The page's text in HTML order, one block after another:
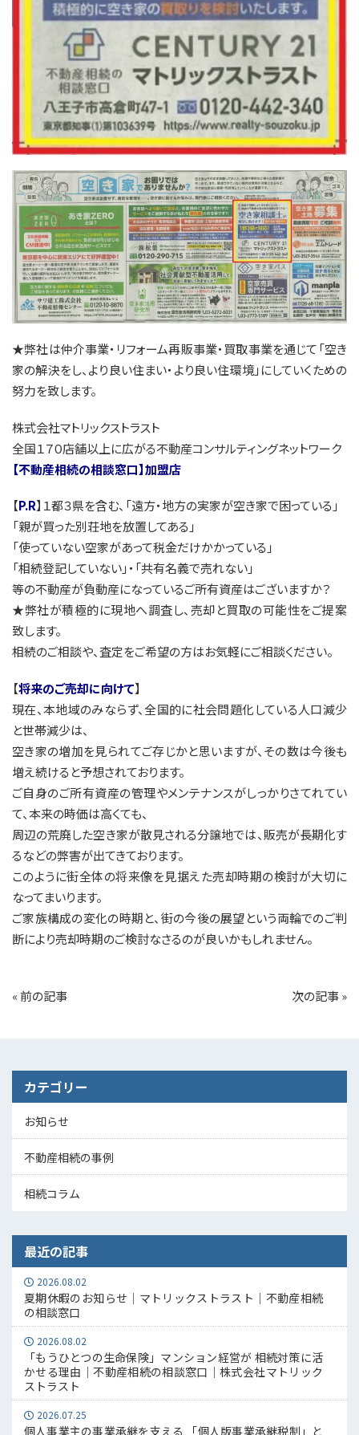
★弊社は仲介事業・リフォーム再販事業・買取事業を通じて「空き
家の解決をし、より良い住まい・より良い住環境」にしていくための
努力を致します。
株式会社マトリックストラスト
全国１７０店舗以上に広がる不動産コンサルティングネットワーク
【不動産相続の相談窓口】加盟店
【P.R】１都３県を含む、「遠方・地方の実家が空き家で困っている」
「親が買った別荘地を放置してある」
「使っていない空家があって税金だけかかっている」
「相続登記していない」・「共有名義で売れない」
等の不動産が負動産になっているご所有資産はございますか？
★弊社が積極的に現地へ調査し、売却と買取の可能性をご提案
致します。
相続のご相談や、査定をご希望の方はお気軽にご相談ください。
【将来のご売却に向けて】
現在、本地域のみならず、全国的に社会問題化している人口減少
と世帯減少は、
空き家の増加を見られてご存じかと思いますが、その数は今後も
増え続けると予想されております。
ご自身のご所有資産の管理やメンテナンスがしっかりさてれてい
て、本来の時価は高くても、
周辺の荒廃した空き家が散見される分譲地では、販売が長期化す
るなどの弊害が出てきております。
このように街全体の将来像を見据えた売却時期の検討が大切に
なってまいります。
ご家族構成の変化の時期と、街の今後の展望という両輪でのご判
断により売却時期のご検討なさるのが良いかもしれません。
«前の記事 次の記事»
カテゴリー
お知らせ
不動産相続の事例
相続コラム
最近の記事
2026.08.02
夏期休暇のお知らせ｜マトリックストラスト｜不動産相続
の相談窓口
2026.08.02
「もうひとつの生命保険」マンション経営が 相続対策に活
かせる理由｜不動産相続の相談窓口｜株式会社マトリック
ストラスト
2026.07.25
個人事業主の事業承継を支える 「個人版事業承継税制」と